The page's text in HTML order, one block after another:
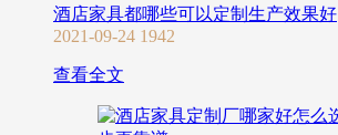
酒店家具都哪些可以定制生产效果好
2021-09-24 1942
查看全文